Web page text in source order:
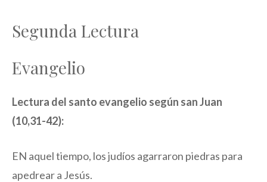
Segunda Lectura
Evangelio
Lectura del santo evangelio según san Juan
(10,31-42):
EN aquel tiempo, los judíos agarraron piedras para
apedrear a Jesús.